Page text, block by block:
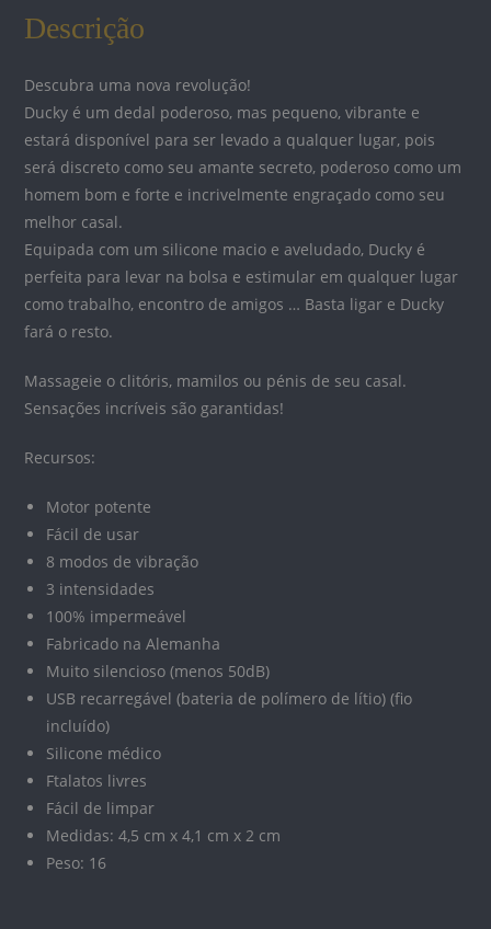
Descrição
Descubra uma nova revolução!
Ducky é um dedal poderoso, mas pequeno, vibrante e
estará disponível para ser levado a qualquer lugar, pois
será discreto como seu amante secreto, poderoso como um
homem bom e forte e incrivelmente engraçado como seu
melhor casal.
Equipada com um silicone macio e aveludado, Ducky é
perfeita para levar na bolsa e estimular em qualquer lugar
como trabalho, encontro de amigos … Basta ligar e Ducky
fará o resto.
Massageie o clitóris, mamilos ou pénis de seu casal.
Sensações incríveis são garantidas!
Recursos:
Motor potente
Fácil de usar
8 modos de vibração
3 intensidades
100% impermeável
Fabricado na Alemanha
Muito silencioso (menos 50dB)
USB recarregável (bateria de polímero de lítio) (fio
incluído)
Silicone médico
Ftalatos livres
Fácil de limpar
Medidas: 4,5 cm x 4,1 cm x 2 cm
Peso: 16